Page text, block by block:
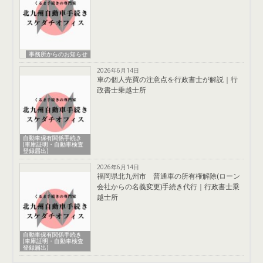
事務所からのお知らせ
自動車保有関係手続き
(車庫証明・自動車検査
登録届出)
2026年6月14日
車の個人売買の注意点を行政書士が解説｜行
政書士乗越士所
自動車保有関係手続き
(車庫証明・自動車検査
登録届出)
2026年6月14日
福岡県北九州市 普通車の所有権解除(ローン
会社からの名義変更)手続き代行｜行政書士乗
越士所